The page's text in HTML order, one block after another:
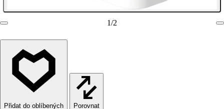
1/2
Porovnat